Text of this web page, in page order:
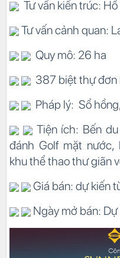
Tư vấn kiến trúc: Hồ
Tư vấn cảnh quan:
Quy mô: 26 ha
387 biệt thự đơn
Pháp lý: Sổ
Tiện ích: Bến
đánh Golf mặt nước,
khu thể thao thư giãn
Giá bán: dự kiến
Ngày mở bán: